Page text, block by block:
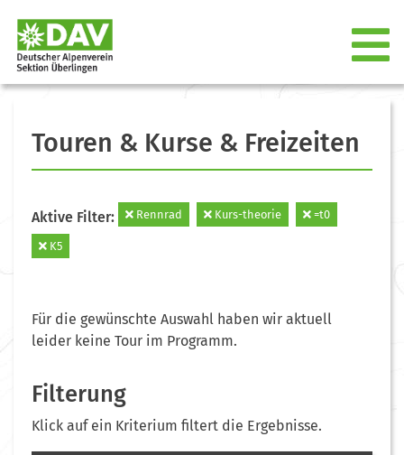
Touren & Kurse & Freizeiten
Aktive Filter: Rennrad Kurs-theorie =t0
K5
Für die gewünschte Auswahl haben wir aktuell
leider keine Tour im Programm.
Filterung
Klick auf ein Kriterium filtert die Ergebnisse.